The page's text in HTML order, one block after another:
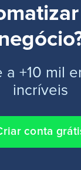
a +10 mil
incríveis
conta